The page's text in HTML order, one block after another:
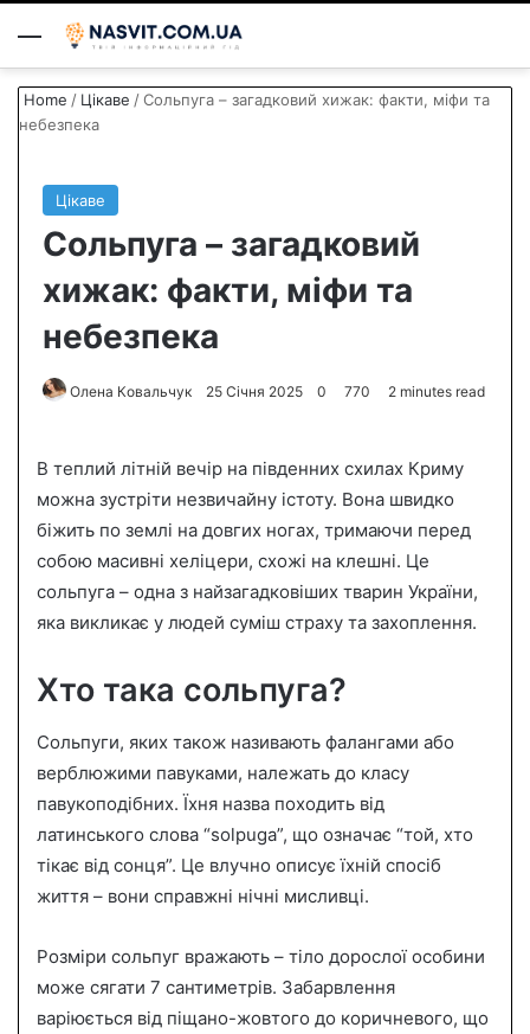
Menu
Home / Цікаве /Сольпуга – загадковий хижак: факти, міфи та
небезпека
Цікаве
Сольпуга – загадковий
хижак: факти, міфи та
небезпека
Олена Ковальчук
d
a
n
e
m
a
25 Січня 2025 0 770 2 minutes read
В теплий літній вечір на південних схилах Криму
можна зустріти незвичайну істоту. Вона швидко
біжить по землі на довгих ногах, тримаючи перед
собою масивні хеліцери, схожі на клешні. Це
сольпуга – одна з найзагадковіших тварин України,
яка викликає у людей суміш страху та захоплення.
Хто така сольпуга?
Сольпуги, яких також називають фалангами або
верблюжими павуками, належать до класу
павукоподібних. Їхня назва походить від
латинського слова “solpuga”, що означає “той, хто
тікає від сонця”. Це влучно описує їхній спосіб
життя – вони справжні нічні мисливці.
Розміри сольпуг вражають – тіло дорослої особини
може сягати 7 сантиметрів. Забарвлення
варіюється від піщано-жовтого до коричневого, що